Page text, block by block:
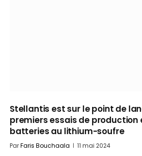
Stellantis est sur le point de
premiers essais de production
batteries au lithium-soufre
ParFaris Bouchaala 11 mai 2024